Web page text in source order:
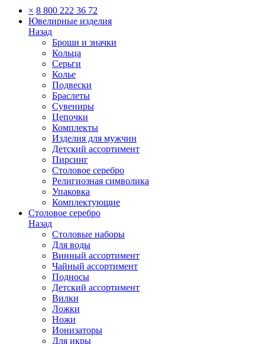
× 8 800 222 36 72
Ювелирные изделия
Назад
Броши и значки
Кольца
Серьги
Колье
Подвески
Браслеты
Сувениры
Цепочки
Комплекты
Изделия для мужчин
Детский ассортимент
Пирсинг
Столовое серебро
Религиозная символика
Упаковка
Комплектующие
Столовое серебро
Назад
Столовые наборы
Для воды
Винный ассортимент
Чайный ассортимент
Подносы
Детский ассортимент
Вилки
Ложки
Ножи
Ионизаторы
Для икры